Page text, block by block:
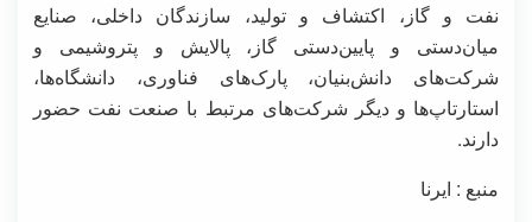
نفت و گاز، اکتشاف و تولید، سازندگان داخلی، صنایع
میان‌دستی و پایین‌دستی گاز، پالایش و پتروشیمی و
شرکت‌های دانش‌بنیان، پارک‌های فناوری، دانشگاه‌ها،
استارتاپ‌ها و دیگر شرکت‌های مرتبط با صنعت نفت حضور
دارند.
منبع : ایرنا